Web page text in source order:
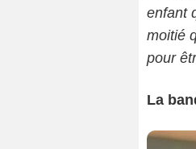
enfant
moitié
pour
La